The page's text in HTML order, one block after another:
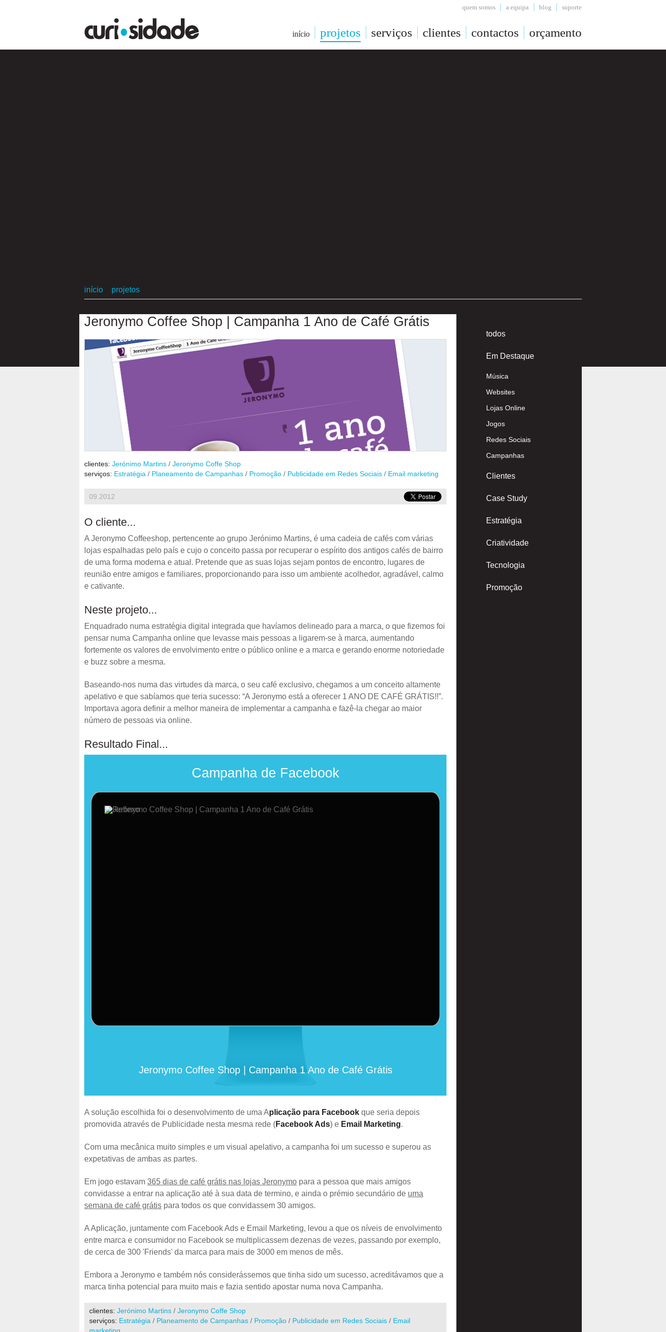
quem somos a equipa blog suporte
início projetos serviços clientes contactos orçamento
início projetos
Jeronymo Coffee Shop | Campanha 1 Ano de Café Grátis
clientes: Jerónimo Martins / Jeronymo Coffe Shop
serviços: Estratégia / Planeamento de Campanhas / Promoção / Publicidade em Redes Sociais / Email marketing
09.2012
O cliente...
A Jeronymo Coffeeshop, pertencente ao grupo Jerónimo Martins, é uma cadeia de cafés com várias
lojas espalhadas pelo país e cujo o conceito passa por recuperar o espírito dos antigos cafés de bairro
de uma forma moderna e atual. Pretende que as suas lojas sejam pontos de encontro, lugares de
reunião entre amigos e familiares, proporcionando para isso um ambiente acolhedor, agradável, calmo
e cativante.
Neste projeto...
Enquadrado numa estratégia digital integrada que havíamos delineado para a marca, o que fizemos foi
pensar numa Campanha online que levasse mais pessoas a ligarem-se à marca, aumentando
fortemente os valores de envolvimento entre o público online e a marca e gerando enorme notoriedade
e buzz sobre a mesma.
Baseando-nos numa das virtudes da marca, o seu café exclusivo, chegamos a um conceito altamente
apelativo e que sabíamos que teria sucesso: “A Jeronymo está a oferecer 1 ANO DE CAFÉ GRÁTIS!!”.
Importava agora definir a melhor maneira de implementar a campanha e fazê-la chegar ao maior
número de pessoas via online.
Resultado Final...
Campanha de Facebook
Jeronymo Coffee Shop | Campanha 1 Ano de Café Grátis
A solução escolhida foi o desenvolvimento de uma Aplicação para Facebook que seria depois
promovida através de Publicidade nesta mesma rede (Facebook Ads) e Email Marketing.
Com uma mecânica muito simples e um visual apelativo, a campanha foi um sucesso e superou as
expetativas de ambas as partes.
Em jogo estavam 365 dias de café grátis nas lojas Jeronymo para a pessoa que mais amigos
convidasse a entrar na aplicação até à sua data de termino, e ainda o prémio secundário de uma
semana de café grátis para todos os que convidassem 30 amigos.
A Aplicação, juntamente com Facebook Ads e Email Marketing, levou a que os níveis de envolvimento
entre marca e consumidor no Facebook se multiplicassem dezenas de vezes, passando por exemplo,
de cerca de 300 'Friends' da marca para mais de 3000 em menos de mês.
Embora a Jeronymo e também nós considerássemos que tinha sido um sucesso, acreditávamos que a
marca tinha potencial para muito mais e fazia sentido apostar numa nova Campanha.
clientes: Jerónimo Martins / Jeronymo Coffe Shop
serviços: Estratégia / Planeamento de Campanhas / Promoção / Publicidade em Redes Sociais / Email
todos
Em Destaque
Música
Websites
Lojas Online
Jogos
Redes Sociais
Campanhas
Clientes
Case Study
Estratégia
Criatividade
Tecnologia
Promoção